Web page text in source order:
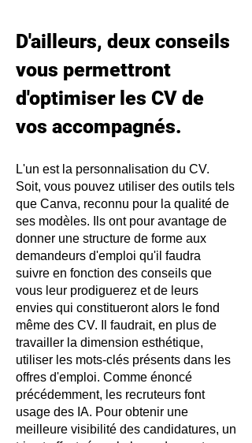
D'ailleurs, deux conseils
vous permettront
d'optimiser les CV de
vos accompagnés.
L'un est la personnalisation du CV.
Soit, vous pouvez utiliser des outils tels
que Canva, reconnu pour la qualité de
ses modèles. Ils ont pour avantage de
donner une structure de forme aux
demandeurs d'emploi qu'il faudra
suivre en fonction des conseils que
vous leur prodiguerez et de leurs
envies qui constitueront alors le fond
même des CV. Il faudrait, en plus de
travailler la dimension esthétique,
utiliser les mots-clés présents dans les
offres d'emploi. Comme énoncé
précédemment, les recruteurs font
usage des IA. Pour obtenir une
meilleure visibilité des candidatures, un